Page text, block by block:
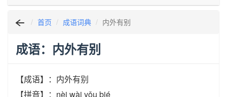
首页 成语词典 内外有别
成语：内外有别
【成语】：内外有别
【拼音】：nèi wài yǒu bié